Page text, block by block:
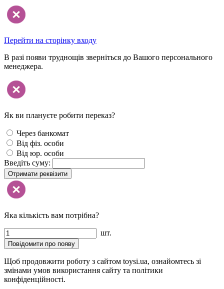
Перейти на сторінку входу
В разі появи труднощів зверніться до Вашого персонального
менеджера.
Як ви плануєте робити переказ?
Через банкомат
Від фіз. особи
Від юр. особи
Введіть суму:
Отримати реквізити
Яка кількість вам потрібна?
шт.
Повідомити про появу
Щоб продовжити роботу з сайтом toysi.ua, ознайомтесь зі
змінами умов використання сайту та політики
конфіденційності.